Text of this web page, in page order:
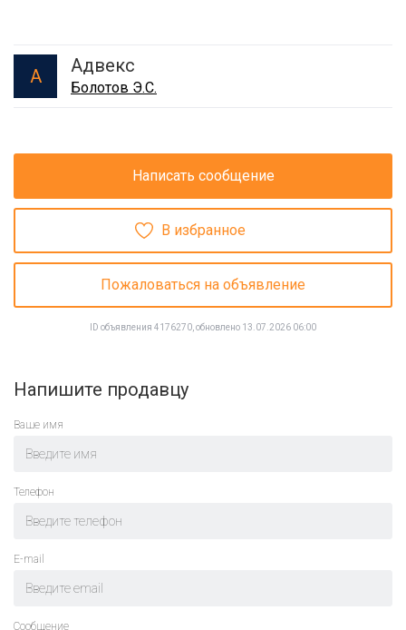
А Адвекс
Болотов Э.С.
Написать сообщение
В избранное
Пожаловаться на объявление
ID объявления 4176270, обновлено 13.07.2026 06:00
Напишите продавцу
Ваше имя
Телефон
E-mail
Cообщение